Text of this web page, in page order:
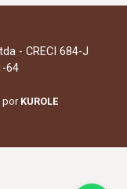
- CRECI 684-J
64
por KUROLE